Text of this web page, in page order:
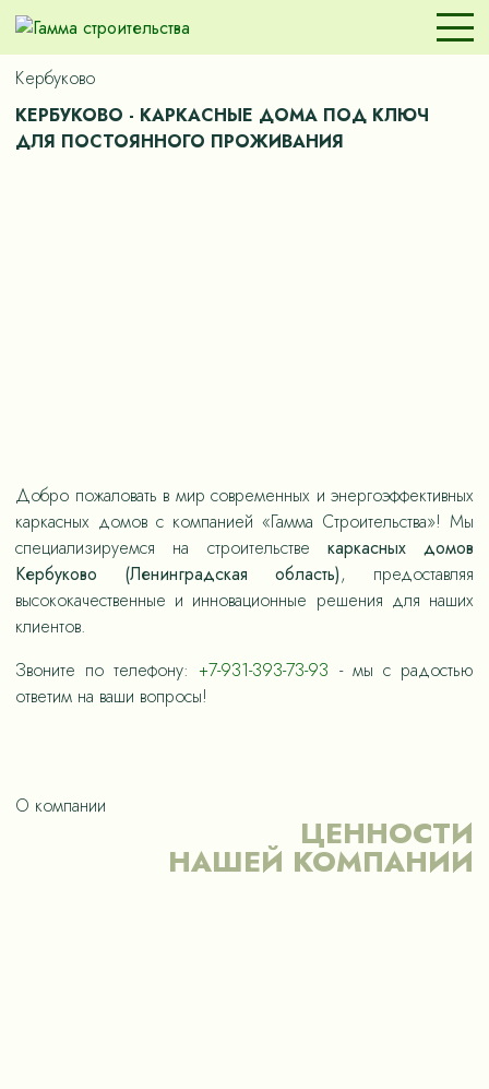
Кербуково
КЕРБУКОВО - КАРКАСНЫЕ ДОМА ПОД КЛЮЧ
ДЛЯ ПОСТОЯННОГО ПРОЖИВАНИЯ
Добро пожаловать в мир современных и энергоэффективных
каркасных домов с компанией «Гамма Строительства»! Мы
специализируемся на строительстве каркасных домов
Кербуково (Ленинградская область), предоставляя
высококачественные и инновационные решения для наших
клиентов.
Звоните по телефону:+7-931-393-73-93 - мы с радостью
ответим на ваши вопросы!
О компании
ЦЕННОСТИ
НАШЕЙ КОМПАНИИ